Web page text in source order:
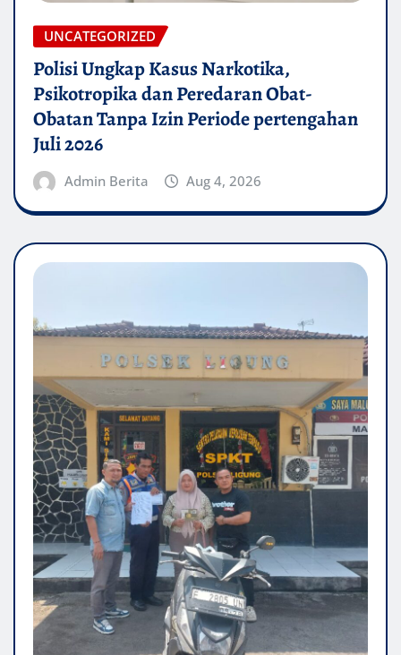
UNCATEGORIZED
Polisi Ungkap Kasus Narkotika,
Psikotropika dan Peredaran Obat-
Obatan Tanpa Izin Periode pertengahan
Juli 2026
Admin Berita Aug 4, 2026